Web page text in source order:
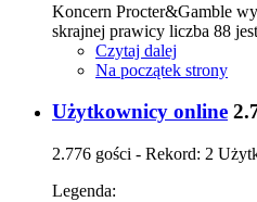
Koncern Procter&Gamble
skrajnej prawicy liczba 88
Czytaj dalej
Na początek strony
Użytkownicy online
2.776 gości - Rekord: 2
Legenda: